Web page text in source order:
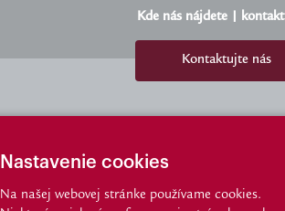
Nastavenie cookies
Na našej webovej stránke používame cookies.
Kde nás nájdete| kontakt
Kontaktujte nás